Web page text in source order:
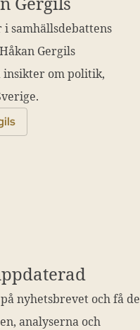
i samhällsdebattens
Gergils
om politik,
nyhetsbrevet och få de
analyserna och